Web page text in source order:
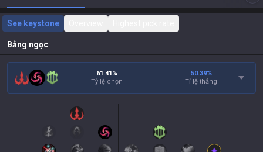
See keystone
Bảng ngọc
61.41%
Tỷ lệ chọn
50.39%
Tỉ lệ thắng